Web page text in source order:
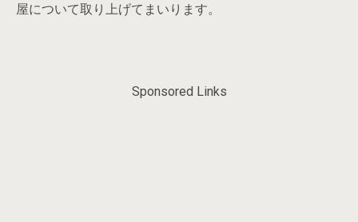
屋について取り上げてまいります。
Sponsored Links